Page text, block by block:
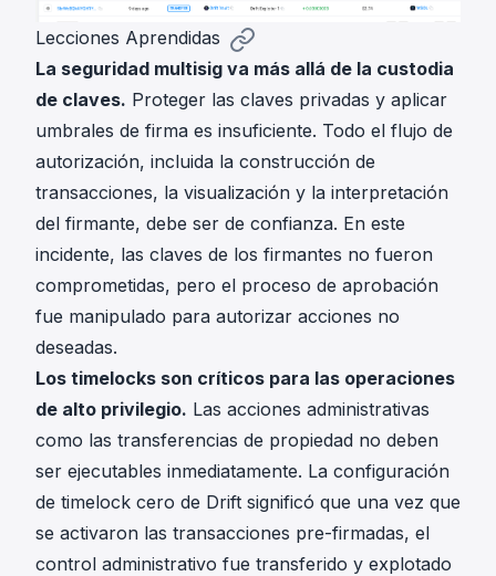
Lecciones Aprendidas
La seguridad multisig va más allá de la custodia
de claves. Proteger las claves privadas y aplicar
umbrales de firma es insuficiente. Todo el flujo de
autorización, incluida la construcción de
transacciones, la visualización y la interpretación
del firmante, debe ser de confianza. En este
incidente, las claves de los firmantes no fueron
comprometidas, pero el proceso de aprobación
fue manipulado para autorizar acciones no
deseadas.
Los timelocks son críticos para las operaciones
de alto privilegio. Las acciones administrativas
como las transferencias de propiedad no deben
ser ejecutables inmediatamente. La configuración
de timelock cero de Drift significó que una vez que
se activaron las transacciones pre-firmadas, el
control administrativo fue transferido y explotado